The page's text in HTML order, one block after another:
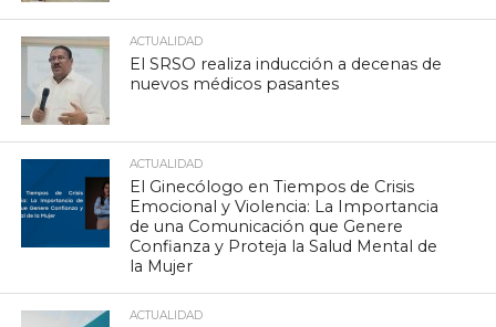
ACTUALIDAD
El SRSO realiza inducción a decenas de
nuevos médicos pasantes
ACTUALIDAD
El Ginecólogo en Tiempos de Crisis
Emocional y Violencia: La Importancia
de una Comunicación que Genere
Confianza y Proteja la Salud Mental de
la Mujer
ACTUALIDAD